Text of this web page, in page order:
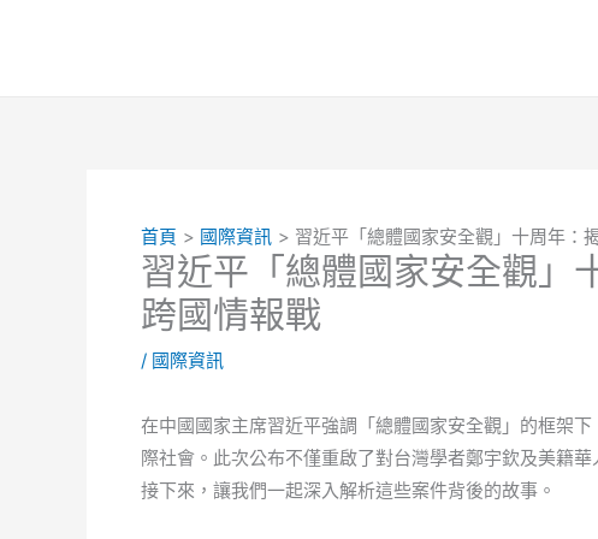
首頁 國際資訊 習近平「總體國家安全觀」十周年：
習近平「總體國家安全觀」
跨國情報戰
/ 國際資訊
在中國國家主席習近平強調「總體國家安全觀」的框架
際社會。此次公布不僅重啟了對台灣學者鄭宇欽及美籍
接下來，讓我們一起深入解析這些案件背後的故事。